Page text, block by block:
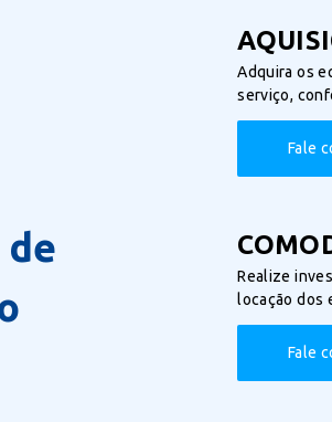
Adquira os
serviço,
Fale
Realize
locação dos
Fale